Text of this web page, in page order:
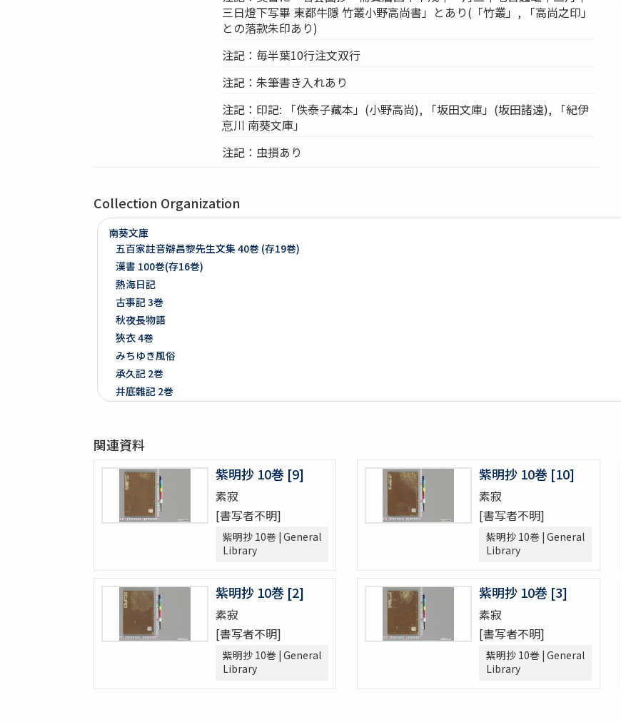
三日燈下写畢 東都牛隱 竹叢小野高尚書」とあり(「竹叢」, 「高尚之印」
との落款朱印あり)
注記：毎半葉10行注文双行
注記：朱筆書き入れあり
注記：印記: 「佚泰子藏本」(小野高尚), 「坂田文庫」(坂田諸遠), 「紀伊
恴川 南葵文庫」
注記：虫損あり
Collection Organization
南葵文庫
五百家註音辯昌黎先生文集 40巻 (存19巻)
漢書 100巻(存16巻)
熱海日記
古事記 3巻
秋夜長物語
狹衣 4巻
みちゆき風俗
承久記 2巻
井底雜記 2巻
附音増廣古註蒙求 3巻
四體千字文
天地萬物造化論
新刻増校切用正音郷談雜字大全 2巻 (存1巻)
黍稷稲粱辧
倭意三百首
字鏡集 20巻
愚管鈔 7巻
尚書 13巻
懐風藻
摩訶般若波羅蜜經 30巻 (存5巻)
ますかゝみ 17巻
関連資料
紫明抄 10巻 [9]
素寂
[書写者不明]
紫明抄 10巻 | General
Library
紫明抄 10巻 [10]
素寂
[書写者不明]
紫明抄 10巻 | General
Library
紫明抄 10巻 [2]
素寂
[書写者不明]
紫明抄 10巻 | General
Library
紫明抄 10巻 [3]
素寂
[書写者不明]
紫明抄 10巻 | General
Library